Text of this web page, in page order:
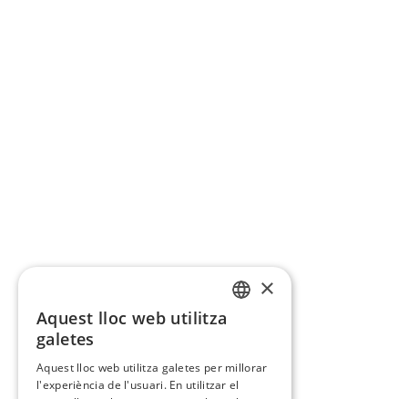
×
Aquest lloc web utilitza
galetes
Aquest lloc web utilitza galetes per millorar
l'experiència de l'usuari. En utilitzar el